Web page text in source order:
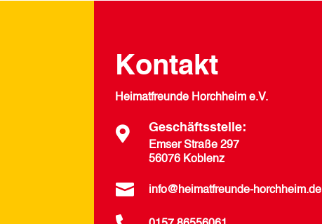
Kontakt
Heimatfreunde Horchheim e.V.
 Geschäftsstelle:
Emser Straße 297
56076 Koblenz
 info@heimatfreunde-horchheim.de